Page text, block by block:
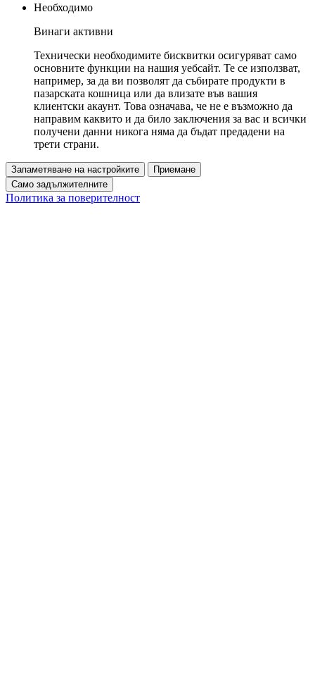
Необходимо
Винаги активни
Технически необходимите бисквитки осигуряват само
основните функции на нашия уебсайт. Те се използват,
например, за да ви позволят да събирате продукти в
пазарската кошница или да влизате във вашия
клиентски акаунт. Това означава, че не е възможно да
направим каквито и да било заключения за вас и всички
получени данни никога няма да бъдат предадени на
трети страни.
Запаметяване на настройките
Приемане
Само задължителните
Политика за поверителност